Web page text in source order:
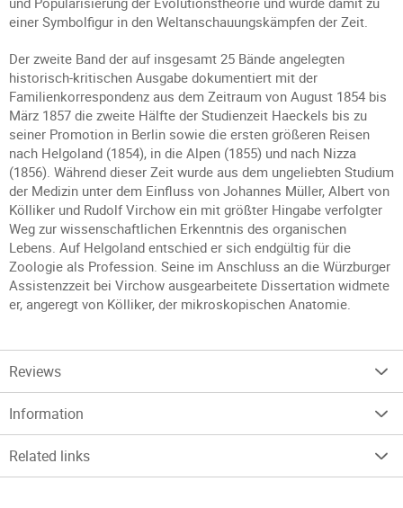
einer Symbolfigur in den Weltanschauungskämpfen der Zeit.
Der zweite Band der auf insgesamt 25 Bände angelegten
historisch-kritischen Ausgabe dokumentiert mit der
Familienkorrespondenz aus dem Zeitraum von August 1854 bis
März 1857 die zweite Hälfte der Studienzeit Haeckels bis zu
seiner Promotion in Berlin sowie die ersten größeren Reisen
nach Helgoland (1854), in die Alpen (1855) und nach Nizza
(1856). Während dieser Zeit wurde aus dem ungeliebten Studium
der Medizin unter dem Einfluss von Johannes Müller, Albert von
Kölliker und Rudolf Virchow ein mit größter Hingabe verfolgter
Weg zur wissenschaftlichen Erkenntnis des organischen
Lebens. Auf Helgoland entschied er sich endgültig für die
Zoologie als Profession. Seine im Anschluss an die Würzburger
Assistenzzeit bei Virchow ausgearbeitete Dissertation widmete
er, angeregt von Kölliker, der mikroskopischen Anatomie.
Reviews
Information
Related links